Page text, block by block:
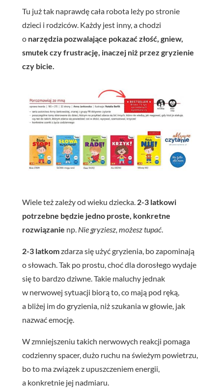
Tu już tak naprawdę cała robota leży po stronie
dzieci i rodziców. Każdy jest inny, a chodzi
o narzędzia pozwalające pokazać złość, gniew,
smutek czy frustrację, inaczej niż przez gryzienie
czy bicie.
Wiele też zależy od wieku dziecka. 2-3 latkowi
potrzebne będzie jedno proste, konkretne
rozwiązanie np. Nie gryziesz, możesz tupać.
2-3 latkomzdarza się użyć gryzienia, bo zapominają
o słowach. Tak po prostu, choć dla dorosłego wydaje
się to bardzo dziwne. Takie maluchy jednak
w nerwowej sytuacji biorą to, co mają pod ręką,
a bliżej im do gryzienia, niż szukania w głowie, jak
nazwać emocję.
W zmniejszeniu takich nerwowych reakcji pomaga
codzienny spacer, dużo ruchu na świeżym powietrzu,
bo to ma związek z upuszczeniem energii,
a konkretnie jej nadmiaru.